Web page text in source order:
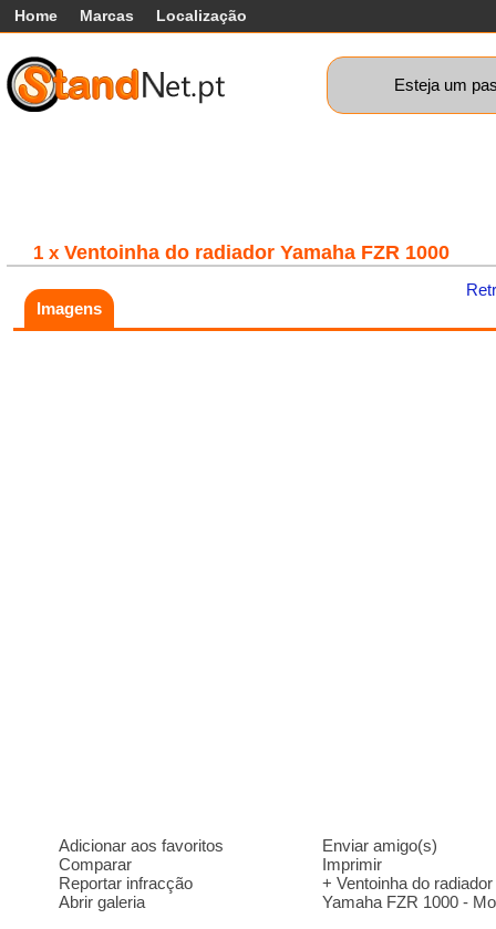
Home Marcas Localização
Esteja um
1 x Ventoinha do radiador Yamaha FZR 1000
Imagens
Adicionar aos favoritos
Comparar
Reportar infracção
Abrir galeria
Enviar amigo(s)
Imprimir
+ Ventoinha do radiador
Yamaha FZR 1000 -